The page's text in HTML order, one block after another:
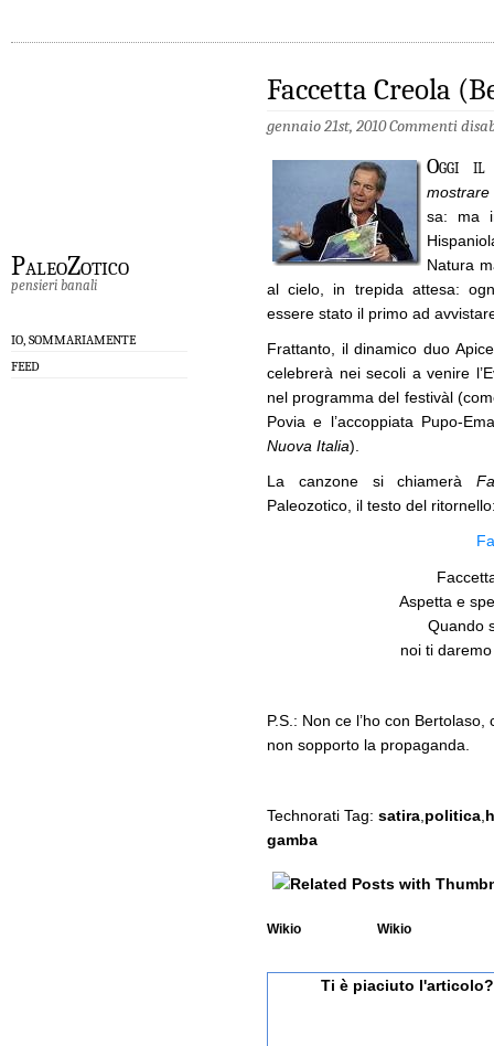
PaleoZotico
pensieri banali
IO, SOMMARIAMENTE
FEED
Faccetta Creola
gennaio 21st, 2010Commenti
Oggi il
mostrare
sa: ma
Natura
al cielo, in trepida attesa:
essere stato il primo ad
Frattanto, il dinamico duo
celebrerà nei secoli a venire
nel programma del festivàl
Povia e l’accoppiata Pupo-
Nuova Italia).
La canzone si chiamerà
Paleozotico, il testo del
Aspetta e
Quando
noi ti
P.S.: Non ce l’ho con
non sopporto la propaganda.
Technorati Tag: satira politica
gamba
Wikio Wikio
Ti è piaciuto